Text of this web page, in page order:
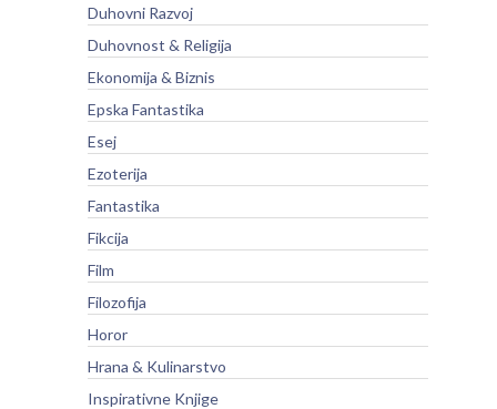
Duhovni Razvoj
Duhovnost & Religija
Ekonomija & Biznis
Epska Fantastika
Esej
Ezoterija
Fantastika
Fikcija
Film
Filozofija
Horor
Hrana & Kulinarstvo
Inspirativne Knjige